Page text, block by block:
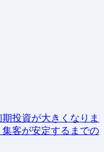
投資が大きくなりま
客が安定するまでの